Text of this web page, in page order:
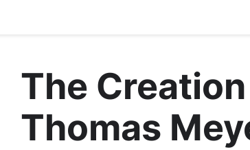
The
Thomas